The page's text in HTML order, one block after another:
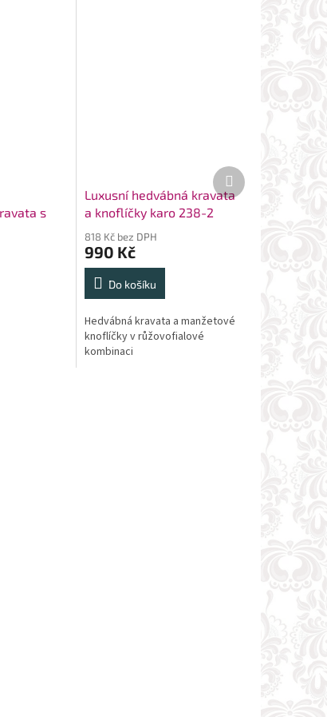
s
Luxusní hedvábná kravata
a knoflíčky karo 238-2
818 Kč bez DPH
990 Kč
Do košíku
Hedvábná kravata a manžetové
knoflíčky v růžovofialové
kombinaci
Další
produkt